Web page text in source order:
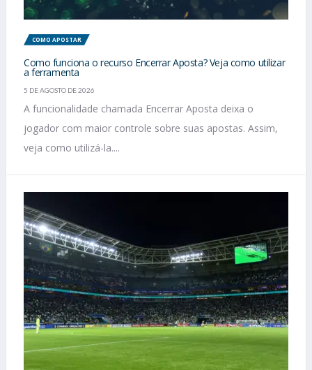
COMO APOSTAR
Como funciona o recurso Encerrar Aposta? Veja como utilizar
a ferramenta
5 DE AGOSTO DE 2026
A funcionalidade chamada Encerrar Aposta deixa o
jogador com maior controle sobre suas apostas. Assim,
veja como utilizá-la....